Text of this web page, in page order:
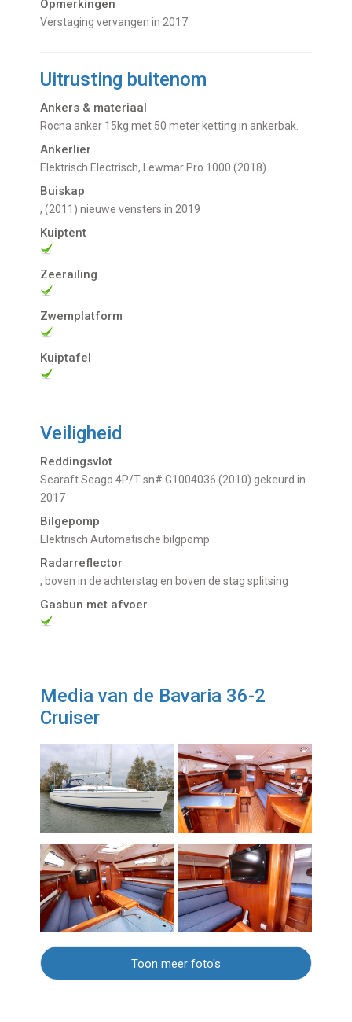
Opmerkingen
Verstaging vervangen in 2017
Uitrusting buitenom
Ankers & materiaal
Rocna anker 15kg met 50 meter ketting in ankerbak.
Ankerlier
Elektrisch Electrisch, Lewmar Pro 1000 (2018)
Buiskap
, (2011) nieuwe vensters in 2019
Kuiptent
Zeerailing
Zwemplatform
Kuiptafel
Veiligheid
Reddingsvlot
Searaft Seago 4P/T sn# G1004036 (2010) gekeurd in
2017
Bilgepomp
Elektrisch Automatische bilgpomp
Radarreflector
, boven in de achterstag en boven de stag splitsing
Gasbun met afvoer
Media van de Bavaria 36-2
Cruiser
Toon meer foto's